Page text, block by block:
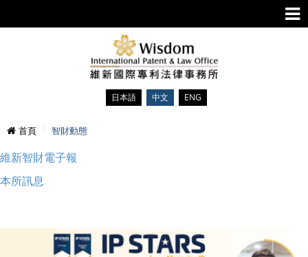
日本語 中文 ENG
首頁 智財動態
維新智財電子報
本所訊息